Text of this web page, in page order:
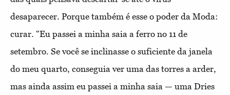
desaparecer. Porque também é esse o poder da Moda:
curar. “Eu passei a minha saia a ferro no 11 de
setembro. Se você se inclinasse o suficiente da janela
do meu quarto, conseguia ver uma das torres a arder,
mas ainda assim eu passei a minha saia — uma Dries